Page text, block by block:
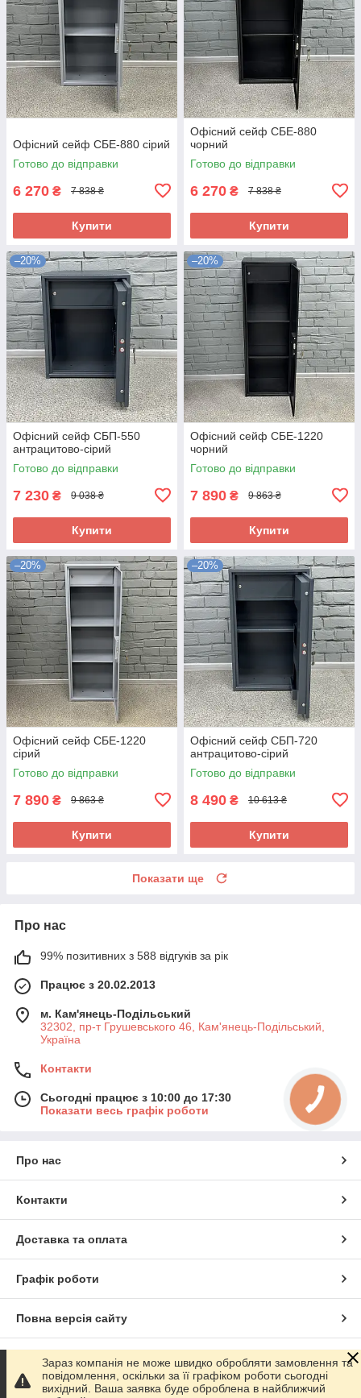
Офісний сейф СБЕ-880 сірий
Готово до відправки
6 270 ₴ 7 838 ₴
Купити
Офісний сейф СБЕ-880
чорний
Готово до відправки
6 270 ₴ 7 838 ₴
Купити
–20%
Офісний сейф CБП-550
антрацитово-сірий
Готово до відправки
7 230 ₴ 9 038 ₴
Купити
–20%
Офісний сейф СБЕ-1220
чорний
Готово до відправки
7 890 ₴ 9 863 ₴
Купити
–20%
Офісний сейф СБЕ-1220
сірий
Готово до відправки
7 890 ₴ 9 863 ₴
Купити
–20%
Офісний сейф CБП-720
антрацитово-сірий
Готово до відправки
8 490 ₴ 10 613 ₴
Купити
Показати ще
Про нас
99% позитивних з 588 відгуків за рік
Працює з 20.02.2013
м. Кам'янець-Подільський
32302, пр-т Грушевського 46, Кам'янець-Подільський,
Україна
Контакти
Сьогодні працює з 10:00 до 17:30
Показати весь графік роботи
Про нас
Контакти
Доставка та оплата
Графік роботи
Повна версія сайту
Сайт створено на маркетплейсі Prom.ua
Зараз компанія не може швидко обробляти замовлення та
повідомлення, оскільки за її графіком роботи сьогодні
вихідний. Ваша заявка буде оброблена в найближчий